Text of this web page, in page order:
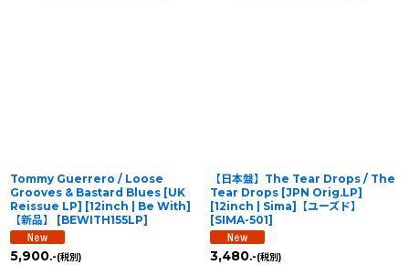
Tommy Guerrero / Loose
Grooves & Bastard Blues [UK
Reissue LP] [12inch | Be With]
【新品】
[BEWITH155LP]
5,900.-(税別)
【日本盤】The Tear Drops / The
Tear Drops [JPN Orig.LP]
[12inch | Sima]【ユーズド】
[SIMA-501]
3,480.-(税別)